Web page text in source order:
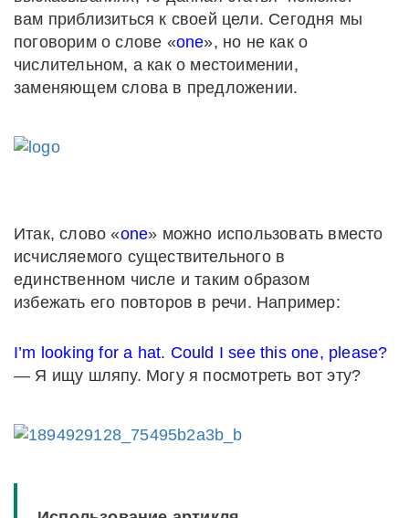
вам приблизиться к своей цели. Сегодня мы
поговорим о слове «one», но не как о
числительном, а как о местоимении,
заменяющем слова в предложении.
Итак, слово «one» можно использовать вместо
исчисляемого существительного в
единственном числе и таким образом
избежать его повторов в речи. Например:
I’m looking for a hat. Could I see this one, please?
— Я ищу шляпу. Могу я посмотреть вот эту?